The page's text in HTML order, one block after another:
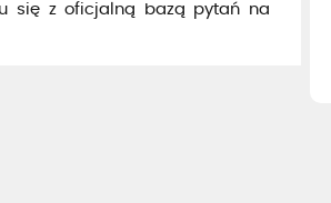
się z oficjalną bazą pytań na